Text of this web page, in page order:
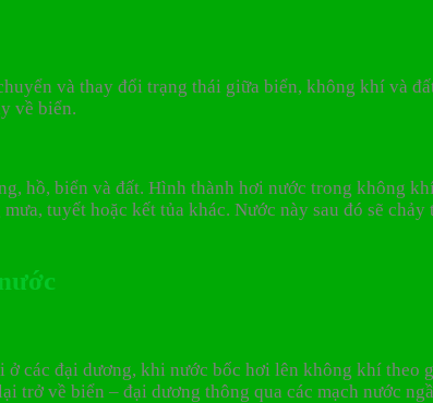
và thay đổi trạng thái giữa biển, không khí và
về biển.
hồ, biển và đất. Hình thành hơi nước trong không
tuyết hoặc kết tủa khác. Nước này sau đó sẽ
các đại dương, khi nước bốc hơi lên không khí theo
trở về biển – đại dương thông qua các mạch nước